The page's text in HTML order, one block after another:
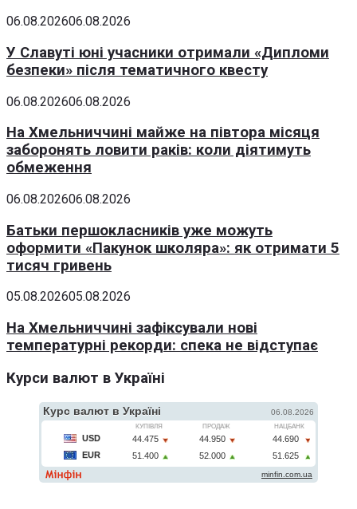
06.08.202606.08.2026
У Славуті юні учасники отримали «Дипломи
безпеки» після тематичного квесту
06.08.202606.08.2026
На Хмельниччині майже на півтора місяця
заборонять ловити раків: коли діятимуть
обмеження
06.08.202606.08.2026
Батьки першокласників уже можуть
оформити «Пакунок школяра»: як отримати 5
тисяч гривень
05.08.202605.08.2026
На Хмельниччині зафіксували нові
температурні рекорди: спека не відступає
Курси валют в Україні